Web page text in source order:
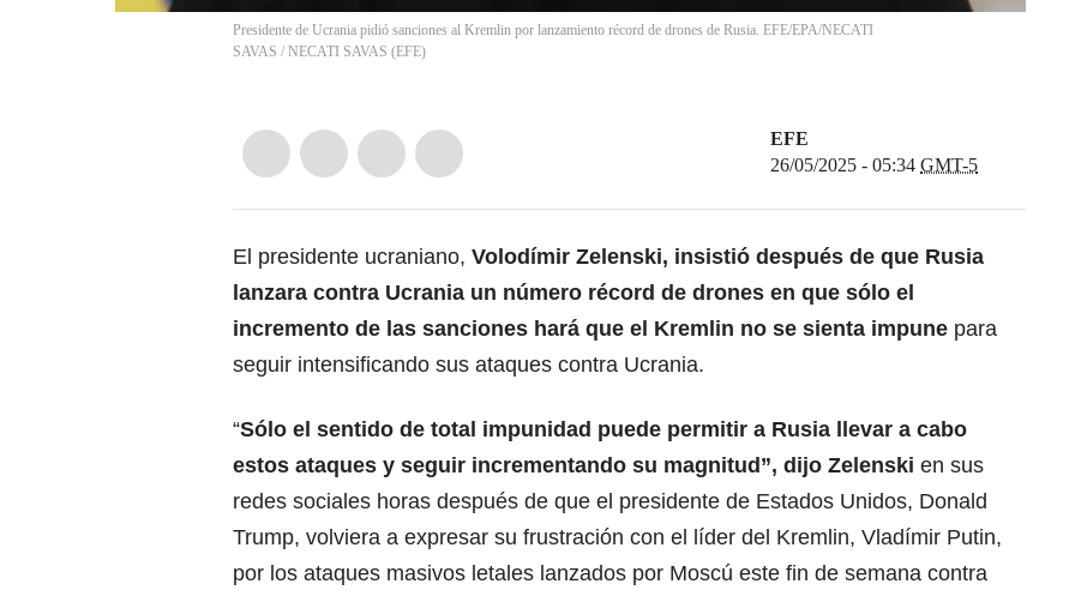
Presidente de Ucrania pidió sanciones al Kremlin por lanzamiento récord de drones de Rusia. EFE/EPA/NECATI
SAVAS / NECATI SAVAS (EFE)
EFE
26/05/2025 - 05:34 GMT-5
El presidente ucraniano, Volodímir Zelenski, insistió después de que Rusia
lanzara contra Ucrania un número récord de drones en que sólo el
incremento de las sanciones hará que el Kremlin no se sienta impune para
seguir intensificando sus ataques contra Ucrania.
“Sólo el sentido de total impunidad puede permitir a Rusia llevar a cabo
estos ataques y seguir incrementando su magnitud”, dijo Zelenski en sus
redes sociales horas después de que el presidente de Estados Unidos, Donald
Trump, volviera a expresar su frustración con el líder del Kremlin, Vladímir Putin,
por los ataques masivos letales lanzados por Moscú este fin de semana contra